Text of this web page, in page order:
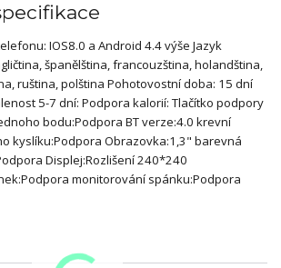
IOS8.0 a Android 4.4 výše Jazyk
španělština, francouzština, holandština,
ruština, polština Pohotovostní doba: 15 dní
5-7 dní: Podpora kalorií: Tlačítko podpory
bodu:Podpora BT verze:4.0 krevní
kyslíku:Podpora Obrazovka:1,3" barevná
Displej:Rozlišení 240*240
monitorování spánku:Podpora